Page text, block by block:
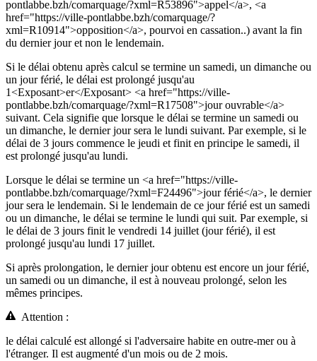
pontlabbe.bzh/comarquage/?xml=R53896">appel</a>, <a
href="https://ville-pontlabbe.bzh/comarquage/?
xml=R10914">opposition</a>, pourvoi en cassation..) avant la fin
du dernier jour et non le lendemain.
Si le délai obtenu après calcul se termine un samedi, un dimanche ou
un jour férié, le délai est prolongé jusqu'au
1<Exposant>er</Exposant> <a href="https://ville-
pontlabbe.bzh/comarquage/?xml=R17508">jour ouvrable</a>
suivant. Cela signifie que lorsque le délai se termine un samedi ou
un dimanche, le dernier jour sera le lundi suivant. Par exemple, si le
délai de 3 jours commence le jeudi et finit en principe le samedi, il
est prolongé jusqu'au lundi.
Lorsque le délai se termine un <a href="https://ville-
pontlabbe.bzh/comarquage/?xml=F24496">jour férié</a>, le dernier
jour sera le lendemain. Si le lendemain de ce jour férié est un samedi
ou un dimanche, le délai se termine le lundi qui suit. Par exemple, si
le délai de 3 jours finit le vendredi 14 juillet (jour férié), il est
prolongé jusqu'au lundi 17 juillet.
Si après prolongation, le dernier jour obtenu est encore un jour férié,
un samedi ou un dimanche, il est à nouveau prolongé, selon les
mêmes principes.
Attention :
le délai calculé est allongé si l'adversaire habite en outre-mer ou à
l'étranger. Il est augmenté d'un mois ou de 2 mois.